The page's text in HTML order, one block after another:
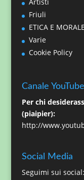
Friuli
ETICA E MORALE
Varie
Cookie Policy
Canale YouTube
Per chi
(piaipier):
http://
Social Media
Seguimi sui social: